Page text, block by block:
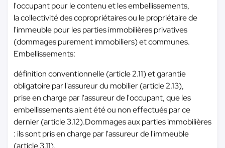
l'occupant pour le contenu et les embellissements,
la collectivité des copropriétaires ou le propriétaire de
l'immeuble pour les parties immobilières privatives
(dommages purement immobiliers) et communes.
Embellissements:
définition conventionnelle (article 2.11) et garantie
obligatoire par l'assureur du mobilier (article 2.13),
prise en charge par l'assureur de l'occupant, que les
embellissements aient été ou non effectués par ce
dernier (article 3.12).Dommages aux parties immobilières
: ils sont pris en charge par l'assureur de l'immeuble
(article 3.11).